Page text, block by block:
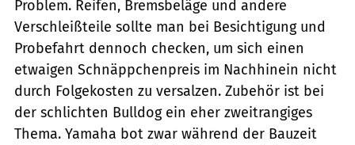
Problem. Reifen, Bremsbeläge und andere
Verschleißteile sollte man bei Besichtigung und
Probefahrt dennoch checken, um sich einen
etwaigen Schnäppchenpreis im Nachhinein nicht
durch Folgekosten zu versalzen. Zubehör ist bei
der schlichten Bulldog ein eher zweitrangiges
Thema. Yamaha bot zwar während der Bauzeit